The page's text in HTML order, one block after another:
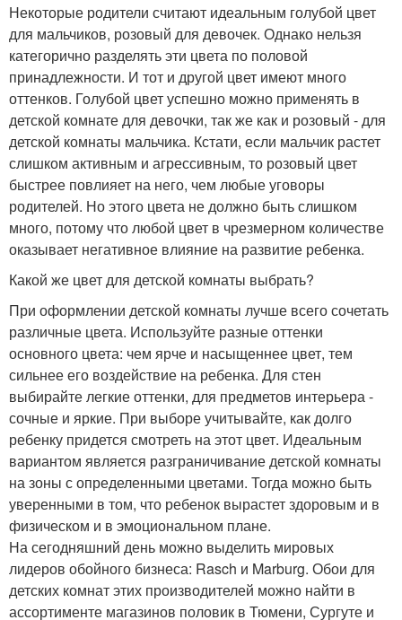
Некоторые родители считают идеальным голубой цвет
для мальчиков, розовый для девочек. Однако нельзя
категорично разделять эти цвета по половой
принадлежности. И тот и другой цвет имеют много
оттенков. Голубой цвет успешно можно применять в
детской комнате для девочки, так же как и розовый - для
детской комнаты мальчика. Кстати, если мальчик растет
слишком активным и агрессивным, то розовый цвет
быстрее повлияет на него, чем любые уговоры
родителей. Но этого цвета не должно быть слишком
много, потому что любой цвет в чрезмерном количестве
оказывает негативное влияние на развитие ребенка.
Какой же цвет для детской комнаты выбрать?
При оформлении детской комнаты лучше всего сочетать
различные цвета. Используйте разные оттенки
основного цвета: чем ярче и насыщеннее цвет, тем
сильнее его воздействие на ребенка. Для стен
выбирайте легкие оттенки, для предметов интерьера -
сочные и яркие. При выборе учитывайте, как долго
ребенку придется смотреть на этот цвет. Идеальным
вариантом является разграничивание детской комнаты
на зоны с определенными цветами. Тогда можно быть
уверенными в том, что ребенок вырастет здоровым и в
физическом и в эмоциональном плане.
На сегодняшний день можно выделить мировых
лидеров обойного бизнеса: Rasch и Marburg. Обои для
детских комнат этих производителей можно найти в
ассортименте магазинов половик в Тюмени, Сургуте и